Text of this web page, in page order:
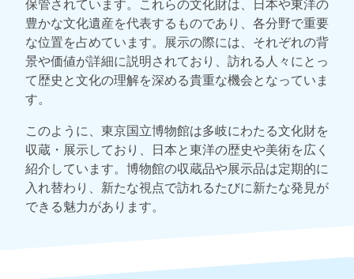
豊かな文化遺産を代表するものであり、各分野で重要
な位置を占めています。展示の際には、それぞれの背
景や価値が詳細に説明されており、訪れる人々にとっ
て歴史と文化の理解を深める貴重な機会となっていま
す。
このように、東京国立博物館は多岐にわたる文化財を
収蔵・展示しており、日本と東洋の歴史や美術を広く
紹介しています。博物館の収蔵品や展示品は定期的に
入れ替わり、新たな視点で訪れるたびに新たな発見が
できる魅力があります。